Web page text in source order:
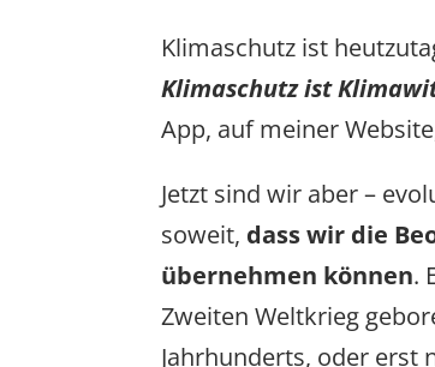
Klimaschutz ist
Klimaschutz ist
App, auf meiner
Jetzt sind wir aber –
soweit, dass wir die
übernehmen können.
Zweiten Weltkrieg
Jahrhunderts, oder erst